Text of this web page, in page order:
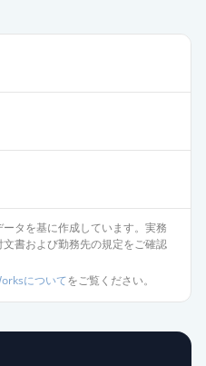
OK） 通常出荷
通常出荷
「明
タを基に作成しています。実務
書および勤務先の規定をご確認
についてをご覧ください。